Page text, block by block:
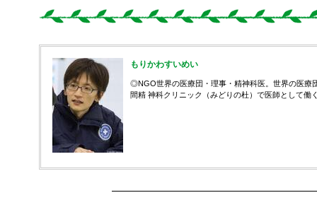
もりかわすいめい
◎NGO世界の医療団・理事・精神科医。世界の医療
間精 神科クリニック（みどりの杜）で医師として働